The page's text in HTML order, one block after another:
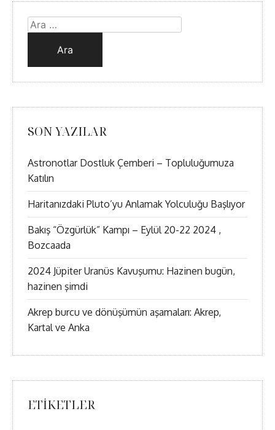
Arama:
SON YAZILAR
Astronotlar Dostluk Çemberi – Topluluğumuza
Katılın
Haritanızdaki Pluto’yu Anlamak Yolculuğu Başlıyor
Bakış “Özgürlük” Kampı – Eylül 20-22 2024 ,
Bozcaada
2024 Jüpiter Uranüs Kavuşumu: Hazinen bugün,
hazinen şimdi
Akrep burcu ve dönüşümün aşamaları: Akrep,
Kartal ve Anka
ETIKETLER